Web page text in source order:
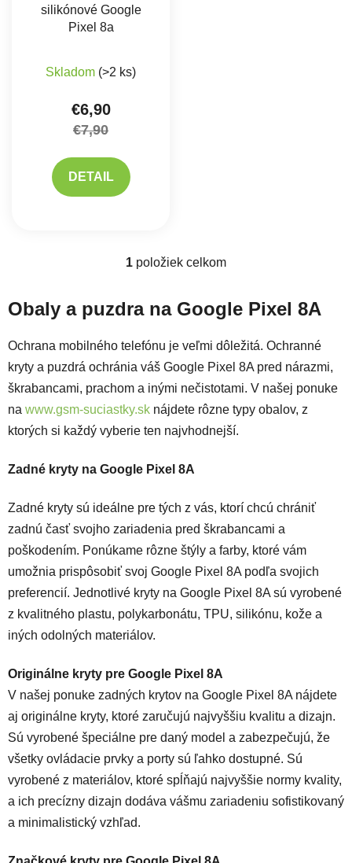
silikónové Google
Pixel 8a
Skladom (>2 ks)
€6,90
€7,90
DETAIL
Ovládacie prvky výpisu
1 položiek celkom
Obaly a puzdra na Google Pixel 8A
Ochrana mobilného telefónu je veľmi dôležitá. Ochranné
kryty a puzdrá ochránia váš Google Pixel 8A pred nárazmi,
škrabancami, prachom a inými nečistotami. V našej ponuke
na www.gsm-suciastky.sk nájdete rôzne typy obalov, z
ktorých si každý vyberie ten najvhodnejší.
Zadné kryty na Google Pixel 8A
Zadné kryty sú ideálne pre tých z vás, ktorí chcú chrániť
zadnú časť svojho zariadenia pred škrabancami a
poškodením. Ponúkame rôzne štýly a farby, ktoré vám
umožnia prispôsobiť svoj Google Pixel 8A podľa svojich
preferencií. Jednotlivé kryty na Google Pixel 8A sú vyrobené
z kvalitného plastu, polykarbonátu, TPU, silikónu, kože a
iných odolných materiálov.
Originálne kryty pre Google Pixel 8A
V našej ponuke zadných krytov na Google Pixel 8A nájdete
aj originálne kryty, ktoré zaručujú najvyššiu kvalitu a dizajn.
Sú vyrobené špeciálne pre daný model a zabezpečujú, že
všetky ovládacie prvky a porty sú ľahko dostupné. Sú
vyrobené z materiálov, ktoré spĺňajú najvyššie normy kvality,
a ich precízny dizajn dodáva vášmu zariadeniu sofistikovaný
a minimalistický vzhľad.